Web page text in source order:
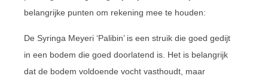
belangrijke punten om rekening mee te houden:
De Syringa Meyeri ‘Palibin’ is een struik die goed gedijt
in een bodem die goed doorlatend is. Het is belangrijk
dat de bodem voldoende vocht vasthoudt, maar